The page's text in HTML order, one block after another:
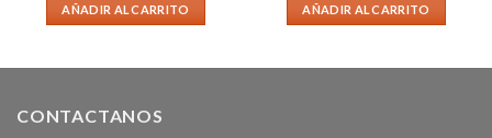
AÑADIR AL CARRITO AÑADIR AL CARRITO
CONTACTANOS